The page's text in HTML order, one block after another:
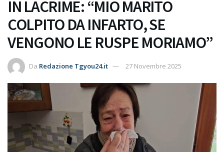
IN LACRIME: “MIO MARITO
COLPITO DA INFARTO, SE
VENGONO LE RUSPE MORIAMO”
Da Redazione Tgyou24.it 27 Novembre 2025